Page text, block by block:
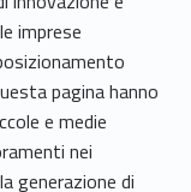
imprese
pagina hanno
e medie
nei
generazione di